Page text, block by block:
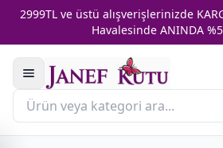
2999TL ve üstü alışverişlerinizde
Havalesinde ANINDA